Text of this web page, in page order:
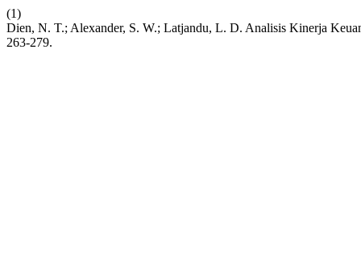
(1)
Dien, N. T.; Alexander, S. W.; Latjandu, L. D. Analisis Kinerja
263-279.